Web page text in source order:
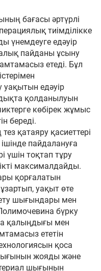
бағасы әртүрлі
тиімділікке
үнемдеуге едәуір
пайданы ұсыну
етеді. Бұл
едәуір
қолданылуын
көбірек жұмыс
береді.
қатаяру қасиеттері
пайдалануға
үшін тоқтап тұру
максималдайды.
қорғалатын
уақыт өте
шығындары мен
бүрку
қалыңдығы мен
ететін
қоса
жояды және
шығынын